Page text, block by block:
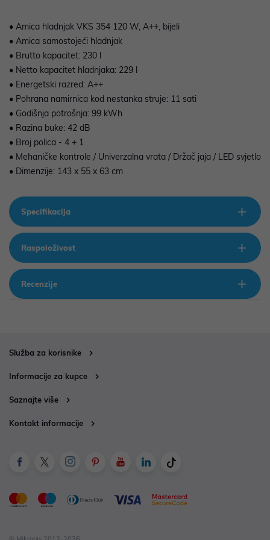
• Amica hladnjak VKS 354 120 W, A++, bijeli
• Amica samostojeći hladnjak
• Brutto kapacitet: 230 l
• Netto kapacitet hladnjaka: 229 l
• Energetski razred: A++
• Pohrana namirnica kod nestanka struje: 11 sati
• Godišnja potrošnja: 99 kWh
• Razina buke: 42 dB
• Broj polica - 4 + 1
• Mehaničke kontrole / Univerzalna vrata / Držač jaja / LED svjetlo
• Dimenzije: 143 x 55 x 63 cm
Specifikacija
Raspoloživost
Recenzije
Služba za korisnike
Informacije za kupce
Saznajte više
Kontakt informacije